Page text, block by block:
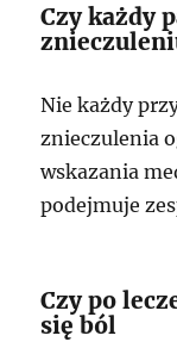
Czy każdy
Nie każdy
znieczulenia
wskazania
podejmuje
Czy po
się ból